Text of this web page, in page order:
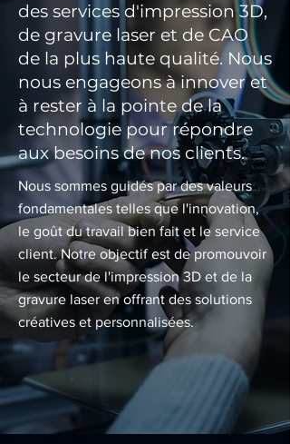
des services d'impression 3D,
de gravure laser et de CAO
de la plus haute qualité. Nous
nous engageons à innover et
à rester à la pointe de la
technologie pour répondre
aux besoins de nos clients.
Nous sommes guidés par des valeurs
fondamentales telles que l'innovation,
le goût du travail bien fait et le service
client. Notre objectif est de promouvoir
le secteur de l'impression 3D et de la
gravure laser en offrant des solutions
créatives et personnalisées.